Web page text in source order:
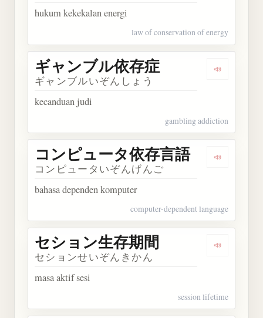
hukum kekekalan energi
law of conservation of energy
Dengarkan
ギャンブル依存症
ギャンブルいぞんしょう
kecanduan judi
gambling addiction
Dengarkan
コンピュータ依存言語
コンピュータいぞんげんご
bahasa dependen komputer
computer-dependent language
Dengarkan
セション生存期間
セションせいぞんきかん
masa aktif sesi
session lifetime